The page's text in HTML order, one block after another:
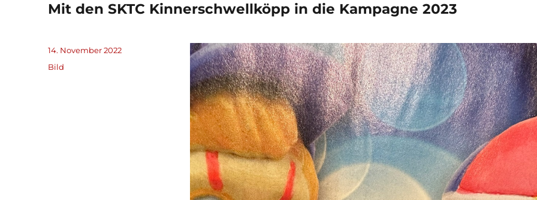
Mit den SKTC Kinnerschwellköpp in die Kampagne 2023
Veröffentlicht
am
14. November 2022
Format
Bild